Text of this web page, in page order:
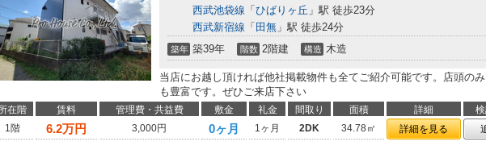
西武池袋線 「 ひばりヶ丘 」駅 徒歩23分
西武新宿線 「 田無 」駅 徒歩24分
築年 築39年 階数 2階建 構造 木造
当店にお越し頂ければ他社掲載物件も全てご紹介可能です。店頭の
も豊富です。ぜひご来店下さい
在階 賃料 管理費・共益費 敷金 礼金 間取り 面積 詳細
1階
6.2万円 3,000円 0ヶ月 1ヶ月 2DK 34.78㎡ 詳細を見る